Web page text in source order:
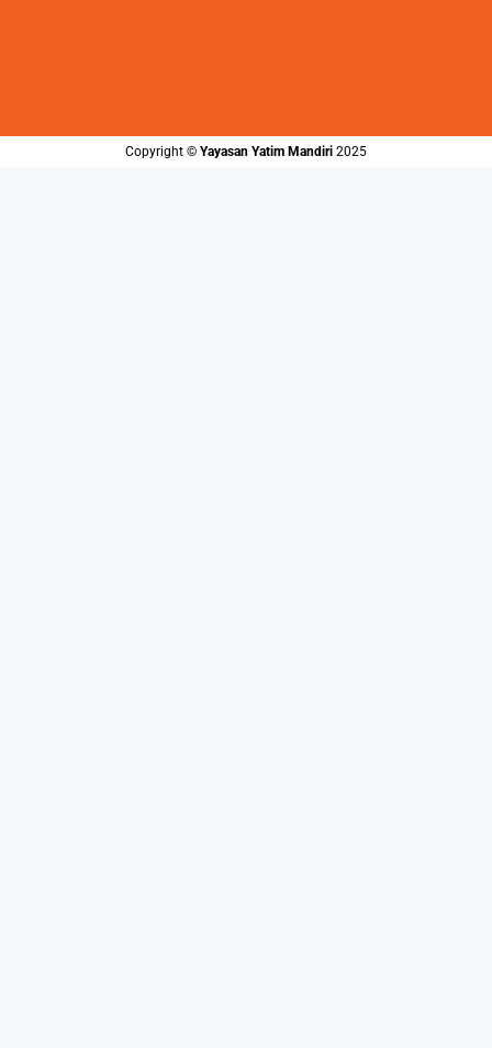
Copyright ©️ Yayasan Yatim Mandiri 2025